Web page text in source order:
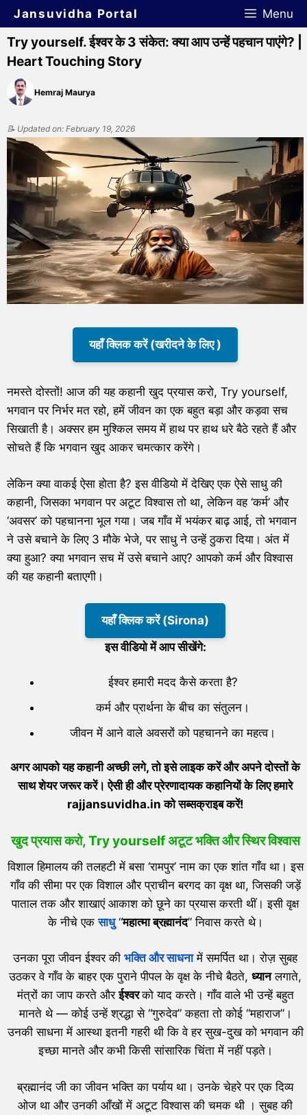
Jansuvidha Portal Menu
Try yourself. ईश्वर के 3 संकेत: क्या आप उन्हें पहचान पाएंगे? |
Heart Touching Story
Hemraj Maurya
📝 Updated on: February 19, 2026
यहाँ क्लिक करें (खरीदने के लिए )
नमस्ते दोस्तों! आज की यह कहानी खुद प्रयास करो, Try yourself,
भगवान पर निर्भर मत रहो, हमें जीवन का एक बहुत बड़ा और कड़वा सच
सिखाती है। अक्सर हम मुश्किल समय में हाथ पर हाथ धरे बैठे रहते हैं और
सोचते हैं कि भगवान खुद आकर चमत्कार करेंगे।
लेकिन क्या वाकई ऐसा होता है? इस वीडियो में देखिए एक ऐसे साधु की
कहानी, जिसका भगवान पर अटूट विश्वास तो था, लेकिन वह ‘कर्म’ और
‘अवसर’ को पहचानना भूल गया। जब गाँव में भयंकर बाढ़ आई, तो भगवान
ने उसे बचाने के लिए 3 मौके भेजे, पर साधु ने उन्हें ठुकरा दिया। अंत में
क्या हुआ? क्या भगवान सच में उसे बचाने आए? आपको कर्म और विश्वास
की यह कहानी बताएगी।
यहाँ क्लिक करें (Sirona)
इस वीडियो में आप सीखेंगे:
ईश्वर हमारी मदद कैसे करता है?
कर्म और प्रार्थना के बीच का संतुलन।
जीवन में आने वाले अवसरों को पहचानने का महत्व।
अगर आपको यह कहानी अच्छी लगे, तो इसे लाइक करें और अपने दोस्तों के
साथ शेयर जरूर करें। ऐसी ही और प्रेरणादायक कहानियों के लिए हमारे
rajjansuvidha.in को सब्सक्राइब करें!
खुद प्रयास करो, Try yourselfअटूट भक्ति और स्थिर विश्वास
विशाल हिमालय की तलहटी में बसा ‘रामपुर’ नाम का एक शांत गाँव था। इस
गाँव की सीमा पर एक विशाल और प्राचीन बरगद का वृक्ष था, जिसकी जड़ें
पाताल तक और शाखाएं आकाश को छूने का प्रयास करती थीं। इसी वृक्ष
के नीचे एकसाधु“महात्मा ब्रह्मानंद” निवास करते थे।
उनका पूरा जीवन ईश्वर की भक्ति और साधनामें समर्पित था। रोज़ सुबह
उठकर वे गाँव के बाहर एक पुराने पीपल के वृक्ष के नीचे बैठते, ध्यानलगाते,
मंत्रों का जाप करते औरईश्वरको याद करते। गाँव वाले भी उन्हें बहुत
मानते थे — कोई उन्हें श्रद्धा से “गुरुदेव” कहता तो कोई “महाराज”।
उनकी साधना में आस्था इतनी गहरी थी कि वे हर सुख-दुख को भगवान की
इच्छा मानते और कभी किसी सांसारिक चिंता में नहीं पड़ते।
ब्रह्मानंद जी का जीवन भक्ति का पर्याय था। उनके चेहरे पर एक दिव्य
ओज था और उनकी आँखों में अटूट विश्वास की चमक थी । सुबह की